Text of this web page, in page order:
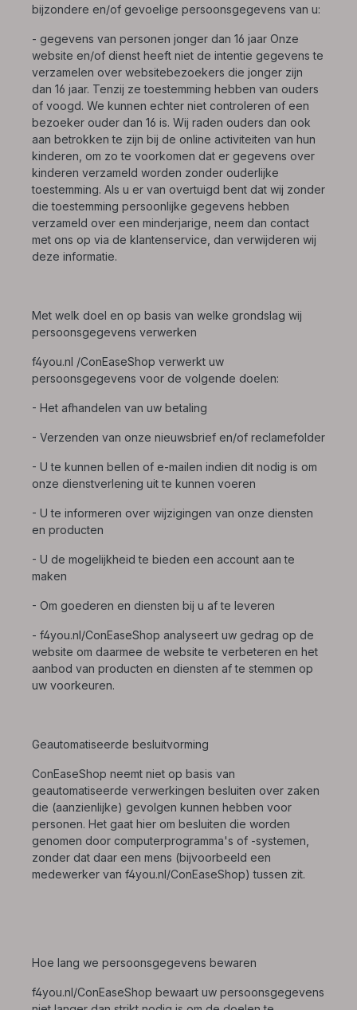
bijzondere en/of gevoelige persoonsgegevens van u:
- gegevens van personen jonger dan 16 jaar Onze
website en/of dienst heeft niet de intentie gegevens te
verzamelen over websitebezoekers die jonger zijn
dan 16 jaar. Tenzij ze toestemming hebben van ouders
of voogd. We kunnen echter niet controleren of een
bezoeker ouder dan 16 is. Wij raden ouders dan ook
aan betrokken te zijn bij de online activiteiten van hun
kinderen, om zo te voorkomen dat er gegevens over
kinderen verzameld worden zonder ouderlijke
toestemming. Als u er van overtuigd bent dat wij zonder
die toestemming persoonlijke gegevens hebben
verzameld over een minderjarige, neem dan contact
met ons op via de klantenservice, dan verwijderen wij
deze informatie.
Met welk doel en op basis van welke grondslag wij
persoonsgegevens verwerken
f4you.nl /ConEaseShop verwerkt uw
persoonsgegevens voor de volgende doelen:
- Het afhandelen van uw betaling
- Verzenden van onze nieuwsbrief en/of reclamefolder
- U te kunnen bellen of e-mailen indien dit nodig is om
onze dienstverlening uit te kunnen voeren
- U te informeren over wijzigingen van onze diensten
en producten
- U de mogelijkheid te bieden een account aan te
maken
- Om goederen en diensten bij u af te leveren
- f4you.nl/ConEaseShop analyseert uw gedrag op de
website om daarmee de website te verbeteren en het
aanbod van producten en diensten af te stemmen op
uw voorkeuren.
Geautomatiseerde besluitvorming
ConEaseShop neemt niet op basis van
geautomatiseerde verwerkingen besluiten over zaken
die (aanzienlijke) gevolgen kunnen hebben voor
personen. Het gaat hier om besluiten die worden
genomen door computerprogramma's of -systemen,
zonder dat daar een mens (bijvoorbeeld een
medewerker van f4you.nl/ConEaseShop) tussen zit.
Hoe lang we persoonsgegevens bewaren
f4you.nl/ConEaseShop bewaart uw persoonsgegevens